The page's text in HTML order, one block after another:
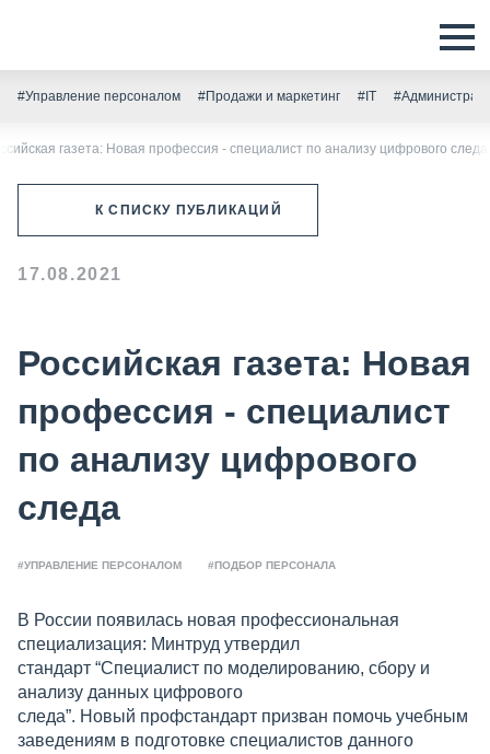
#Управление персоналом #Продажи и маркетинг #IT
газета: Новая профессия - специалист по анализу цифрового следа
К СПИСКУ ПУБЛИКАЦИЙ
17.08.2021
Российская газета: Новая
профессия - специалист
по анализу цифрового
следа
#УПРАВЛЕНИЕ ПЕРСОНАЛОМ #ПОДБОР ПЕРСОНАЛА
В России появилась новая профессиональная
специализация: Минтруд утвердил
стандарт “Специалист по моделированию, сбору и
анализу данных цифрового
следа”. Новый профстандарт призван помочь учебным
заведениям в подготовке специалистов данного